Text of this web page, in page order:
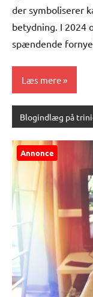
der symboliserer
betydning. I 2024
spændende
Læs mere
Blogindlæg på
Annonce